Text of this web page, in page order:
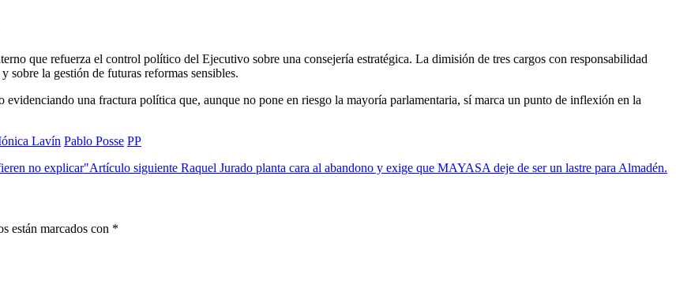
que refuerza el control político del Ejecutivo sobre una consejería estratégica. La dimisión de tres cargos con responsabilidad
sobre la gestión de futuras reformas sensibles.
una fractura política que, aunque no pone en riesgo la mayoría parlamentaria, sí marca un punto de inflexión en la
Lavín Pablo Posse PP
no explicar"Artículo siguiente Raquel Jurado planta cara al abandono y exige que MAYASA deje de ser un lastre para Almadén.
están marcados con *